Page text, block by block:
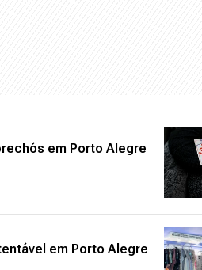
em Porto Alegre
em Porto Alegre